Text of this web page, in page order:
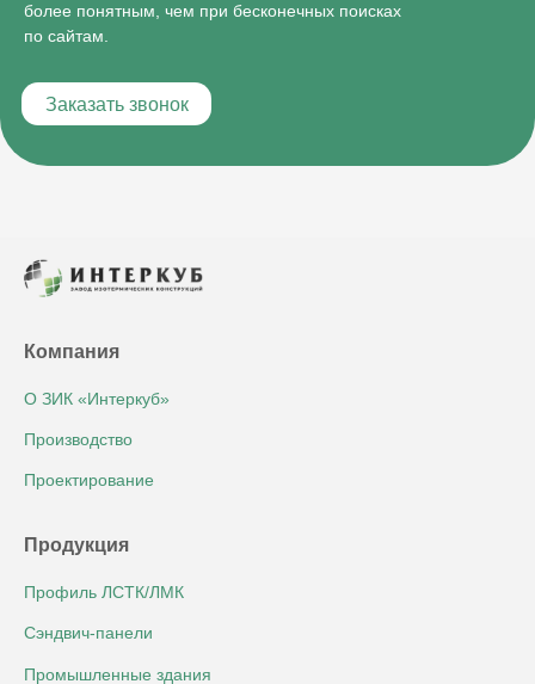
более понятным, чем при бесконечных поисках
по сайтам.
Заказать звонок
Продукция
Компания
О ЗИК «Интеркуб»
Производство
Проектирование
Профиль ЛСТК/ЛМК
Сэндвич-панели
Промышленные здания